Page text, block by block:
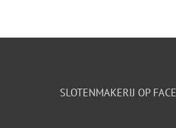
SLOTENMAKERIJ OP